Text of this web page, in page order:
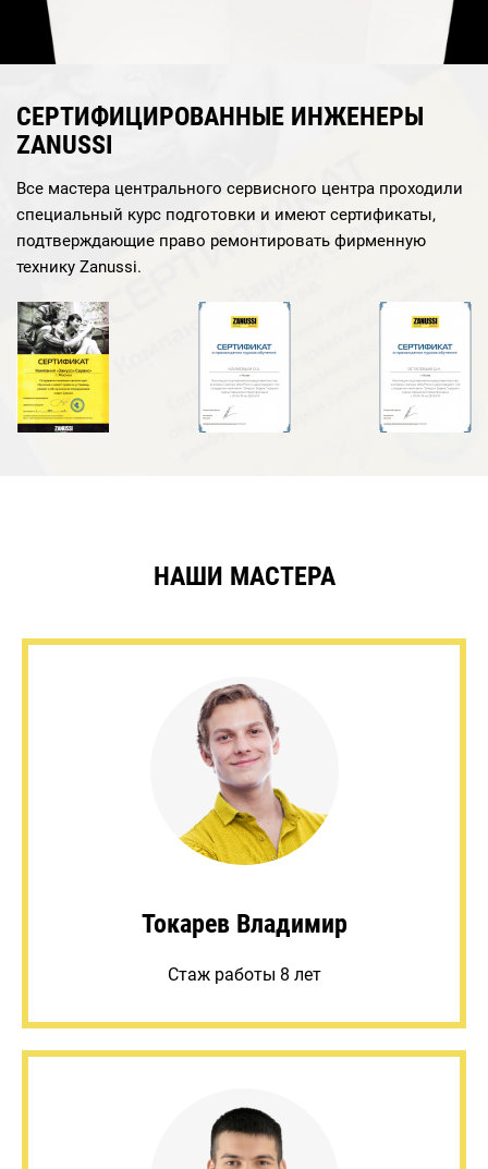
СЕРТИФИЦИРОВАННЫЕ ИНЖЕНЕРЫ
ZANUSSI
Все мастера центрального сервисного центра проходили
специальный курс подготовки и имеют сертификаты,
подтверждающие право ремонтировать фирменную
технику Zanussi.
НАШИ МАСТЕРА
Токарев Владимир
Стаж работы 8 лет